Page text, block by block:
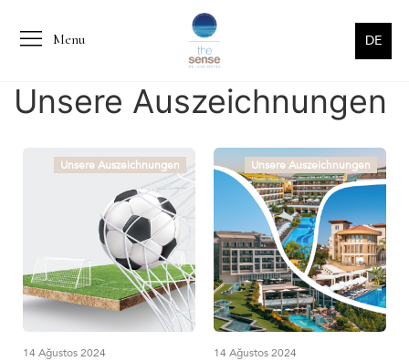
Menu DE
Unsere Auszeichnungen
Unsere Auszeichnungen
14 Ağustos 2024
Unsere Auszeichnungen
14 Ağustos 2024